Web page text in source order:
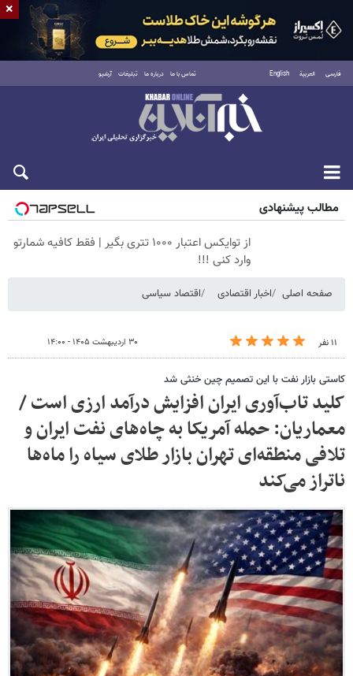
فارسی العربية English تماس با ما درباره ما تبلیغات آرشیو
پنجشنبه ۱۵ مرداد ۱۴۰۵
مطالب پیشنهادی
از توایکس اعتبار ۱۰۰۰ تتری بگیر | فقط کافیه شمارتو
وارد کنی !!!
صفحه اصلی اخبار اقتصادی اقتصاد سیاسی
۱۱ نفر ۳۰ اردیبهشت ۱۴۰۵ - ۱۴:۰۰
کاستی بازار نفت با این تصمیم چین خنثی شد
کلید تاب‌آوری ایران افزایش درآمد ارزی است /
معماریان: حمله آمریکا به چاه‌های نفت ایران و
تلافی منطقه‌ای تهران بازار طلای سیاه را ماه‌ها
ناتراز می‌کند
×